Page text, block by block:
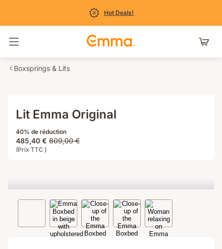
Hot Deals!
Basculer la navigation
Boxsprings & Lits
Lit Emma Original
40% de réduction
Prix
485,40 €
485,40 € Prix
809,00 €
(Prix TTC )